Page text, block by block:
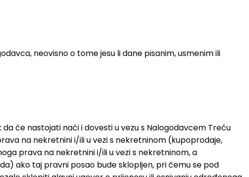
neovisno o tome jesu li dane pisanim, usmenim ili
će nastojati naći i dovesti u vezu s Nalogodavcem Treću
na nekretnini i/ili u vezi s nekretninom (kupoprodaje,
prava na nekretnini i/ili u vezi s nekretninom, a
ako taj pravni posao bude sklopljen, pri čemu se pod